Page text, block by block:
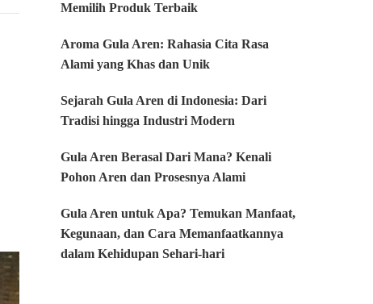
Memilih Produk Terbaik
Aroma Gula Aren: Rahasia Cita Rasa
Alami yang Khas dan Unik
Sejarah Gula Aren di Indonesia: Dari
Tradisi hingga Industri Modern
Gula Aren Berasal Dari Mana? Kenali
Pohon Aren dan Prosesnya Alami
Gula Aren untuk Apa? Temukan Manfaat,
Kegunaan, dan Cara Memanfaatkannya
dalam Kehidupan Sehari-hari